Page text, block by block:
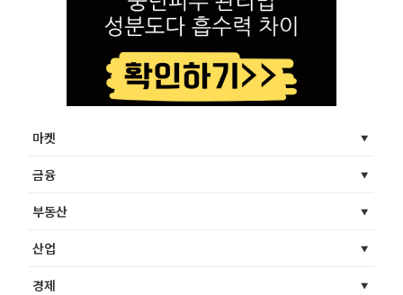
마켓
금융
부동산
산업
경제